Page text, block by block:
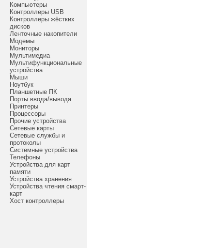
Компьютеры
Контроллеры USB
Контроллеры жёстких
дисков
Ленточные накопители
Модемы
Мониторы
Мультимедиа
Мультифункциональные
устройства
Мыши
Ноутбук
Планшетные ПК
Порты ввода/вывода
Принтеры
Процессоры
Прочие устройства
Сетевые карты
Сетевые службы и
протоколы
Системные устройства
Телефоны
Устройства для карт
памяти
Устройства хранения
Устройства чтения смарт-
карт
Хост контроллеры